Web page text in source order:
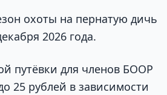
охоты на пернатую дичь
2026 года.
путёвки для членов БООР
25 рублей в зависимости